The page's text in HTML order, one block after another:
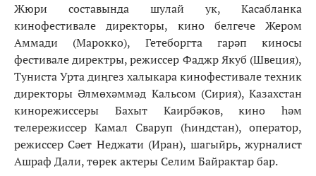
Жюри составында шулай ук, Касабланка
кинофестивале директоры, кино белгече Жером
Аммади (Марокко), Гетеборгта гарәп киносы
фестивале директры, режиссер Фаджр Якуб (Швеция),
Туниста Урта диңгез халыкара кинофестивале техник
директоры Әлмөхәммәд Кальсом (Сирия), Казахстан
кинорежиссеры Бахыт Каирбәков, кино һәм
телережиссер Камал Сваруп (Һиндстан), оператор,
режиссер Сәет Неджати (Иран), шагыйрь, журналист
Ашраф Дали, төрек актеры Селим Байрактар бар.